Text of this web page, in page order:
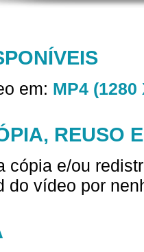
em: MP4 (1280
REUSO
cópia e/ou
do vídeo por